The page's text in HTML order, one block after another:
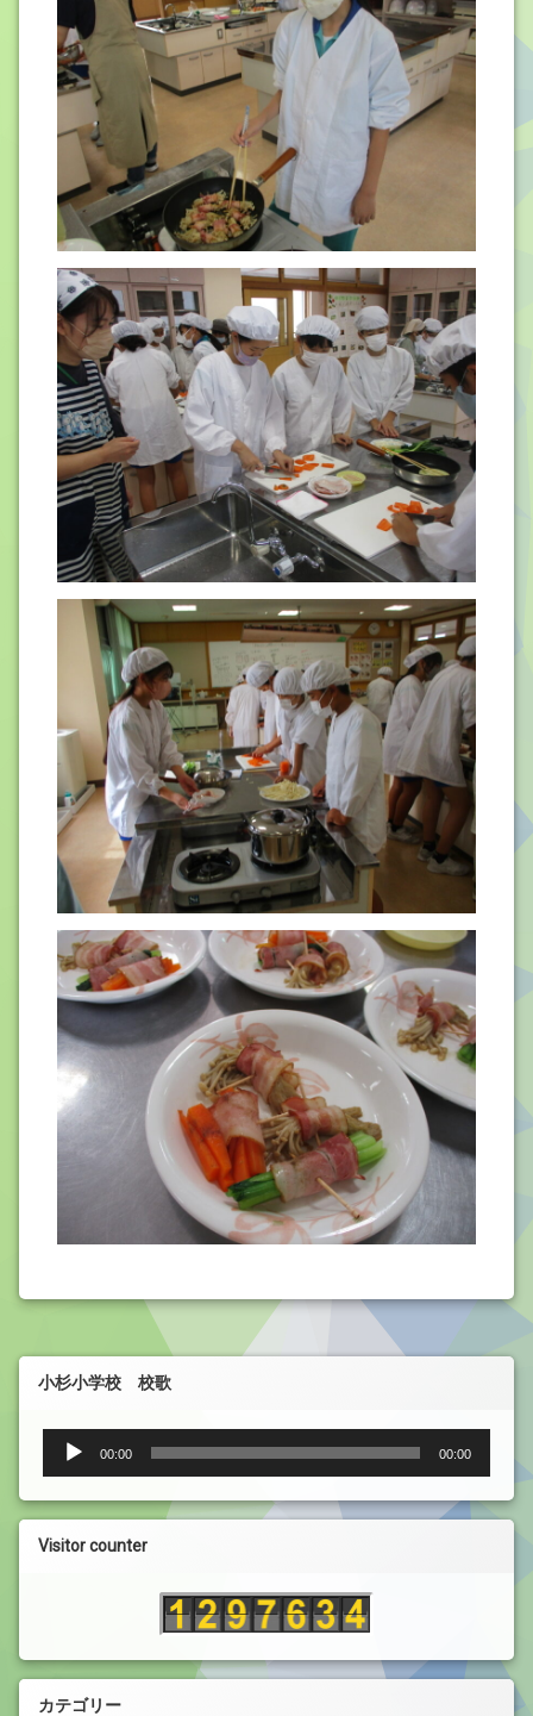
小杉小学校 校歌
プ
レ
ー
ヤ
00:00 00:00
Visitor counter
カテゴリー